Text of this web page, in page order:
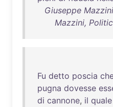
Giuseppe
Mazzini,
Fu detto poscia
pugna dovesse
di cannone, il quale